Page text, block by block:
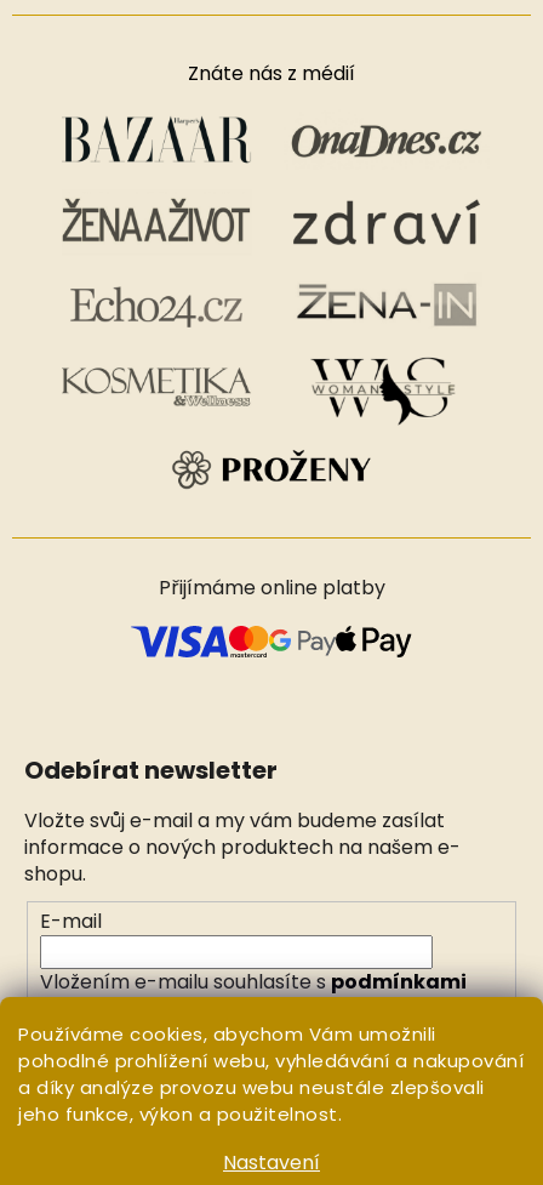
Používáme cookies, abychom Vám umožnili
pohodlné prohlížení webu, vyhledávání a nakupování
a díky analýze provozu webu neustále zlepšovali
jeho funkce, výkon a použitelnost.
Nastavení
Znáte nás z médií
Přijímáme online platby
Odebírat newsletter
Vložte svůj e-mail a my vám budeme zasílat
informace o nových produktech na našem e-
shopu.
E-mail
Vložením e-mailu souhlasíte spodmínkami
PŘIHLÁSIT SE